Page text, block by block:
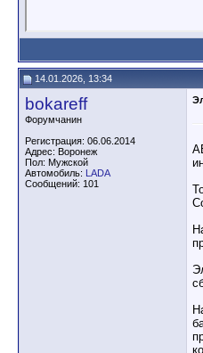
14.01.2026, 13:34
bokareff
Форумчанин
Регистрация: 06.06.2014
Адрес: Воронеж
Пол: Мужской
Автомобиль: LADA
Сообщений: 101